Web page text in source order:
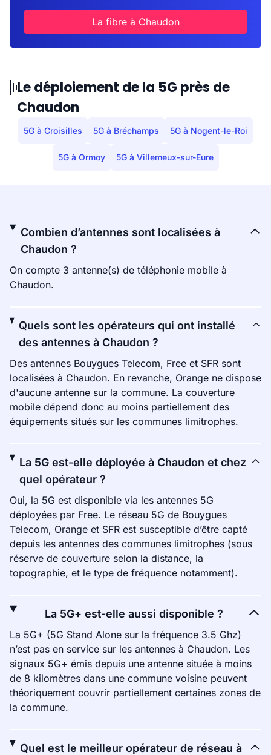
La fibre à Chaudon
Le déploiement de la 5G près de
Chaudon
5G à Croisilles 5G à Bréchamps 5G à Nogent-le-Roi
5G à Ormoy 5G à Villemeux-sur-Eure
Combien d’antennes sont localisées à
Chaudon ?
On compte 3 antenne(s) de téléphonie mobile à
Chaudon.
Quels sont les opérateurs qui ont installé
des antennes à Chaudon ?
Des antennes Bouygues Telecom, Free et SFR sont
localisées à Chaudon. En revanche, Orange ne dispose
d'aucune antenne sur la commune. La couverture
mobile dépend donc au moins partiellement des
équipements situés sur les communes limitrophes.
La 5G est-elle déployée à Chaudon et chez
quel opérateur ?
Oui, la 5G est disponible via les antennes 5G
déployées par Free. Le réseau 5G de Bouygues
Telecom, Orange et SFR est susceptible d’être capté
depuis les antennes des communes limitrophes (sous
réserve de couverture selon la distance, la
topographie, et le type de fréquence notamment).
La 5G+ est-elle aussi disponible ?
La 5G+ (5G Stand Alone sur la fréquence 3.5 Ghz)
n’est pas en service sur les antennes à Chaudon. Les
signaux 5G+ émis depuis une antenne située à moins
de 8 kilomètres dans une commune voisine peuvent
théoriquement couvrir partiellement certaines zones de
la commune.
Quel est le meilleur opérateur de réseau à